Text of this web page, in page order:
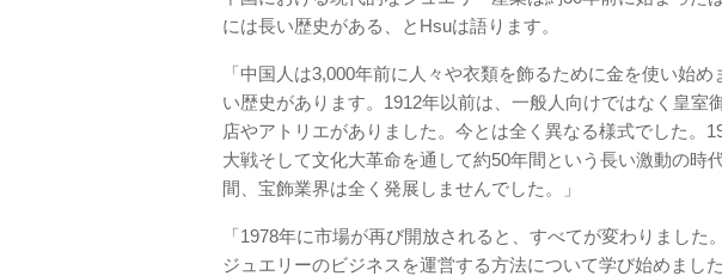
には長い歴史がある、とHsuは語ります。
「中国人は3,000年前に人々や衣類を飾るために金を使い始
い歴史があります。1912年以前は、一般人向けではなく皇室
店やアトリエがありました。今とは全く異なる様式でした。
大戦そして文化大革命を通して約50年間という長い激動の時
間、宝飾業界は全く発展しませんでした。」
「1978年に市場が再び開放されると、すべてが変わりました
ジュエリーのビジネスを運営する方法について学び始めまし